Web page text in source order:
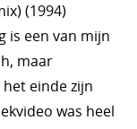
(1994)
is een van mijn
maar
einde zijn
was heel